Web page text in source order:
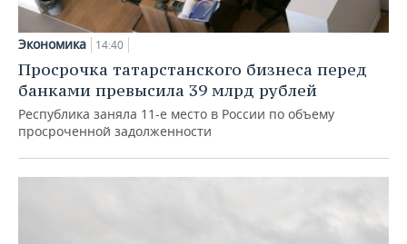
Экономика 14:40
Просрочка татарстанского бизнеса перед
банками превысила 39 млрд рублей
Республика заняла 11-е место в России по объему
просроченной задолженности